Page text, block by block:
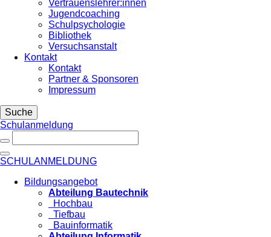
Vertrauenslehrer:innen
Jugendcoaching
Schulpsychologie
Bibliothek
Versuchsanstalt
Kontakt
Kontakt
Partner & Sponsoren
Impressum
Suche
Schulanmeldung
SCHULANMELDUNG
Bildungsangebot
Abteilung Bautechnik
Hochbau
Tiefbau
Bauinformatik